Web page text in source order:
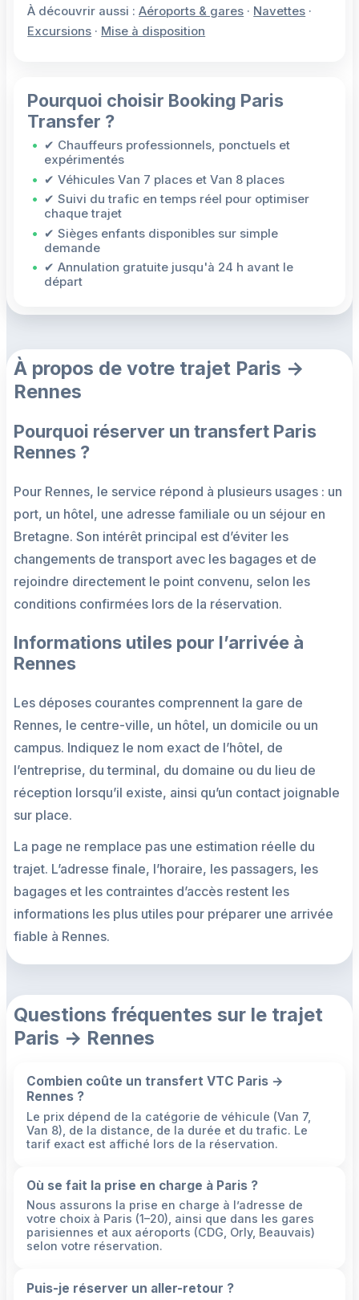
À découvrir aussi :Aéroports & gares · Navettes ·
Excursions · Mise à disposition
Pourquoi choisir Booking Paris
Transfer ?
✔ Chauffeurs professionnels, ponctuels et
expérimentés
✔ Véhicules Van 7 places et Van 8 places
✔ Suivi du trafic en temps réel pour optimiser
chaque trajet
✔ Sièges enfants disponibles sur simple
demande
✔ Annulation gratuite jusqu'à 24 h avant le
départ
À propos de votre trajet Paris →
Rennes
Pourquoi réserver un transfert Paris
Rennes ?
Pour Rennes, le service répond à plusieurs usages : un
port, un hôtel, une adresse familiale ou un séjour en
Bretagne. Son intérêt principal est d’éviter les
changements de transport avec les bagages et de
rejoindre directement le point convenu, selon les
conditions confirmées lors de la réservation.
Informations utiles pour l’arrivée à
Rennes
Les déposes courantes comprennent la gare de
Rennes, le centre-ville, un hôtel, un domicile ou un
campus. Indiquez le nom exact de l’hôtel, de
l’entreprise, du terminal, du domaine ou du lieu de
réception lorsqu’il existe, ainsi qu’un contact joignable
sur place.
La page ne remplace pas une estimation réelle du
trajet. L’adresse finale, l’horaire, les passagers, les
bagages et les contraintes d’accès restent les
informations les plus utiles pour préparer une arrivée
fiable à Rennes.
Questions fréquentes sur le trajet
Paris → Rennes
Combien coûte un transfert VTC Paris →
Rennes ?
Le prix dépend de la catégorie de véhicule (Van 7,
Van 8), de la distance, de la durée et du trafic. Le
tarif exact est affiché lors de la réservation.
Où se fait la prise en charge à Paris ?
Nous assurons la prise en charge à l’adresse de
votre choix à Paris (1–20), ainsi que dans les gares
parisiennes et aux aéroports (CDG, Orly, Beauvais)
selon votre réservation.
Puis-je réserver un aller-retour ?